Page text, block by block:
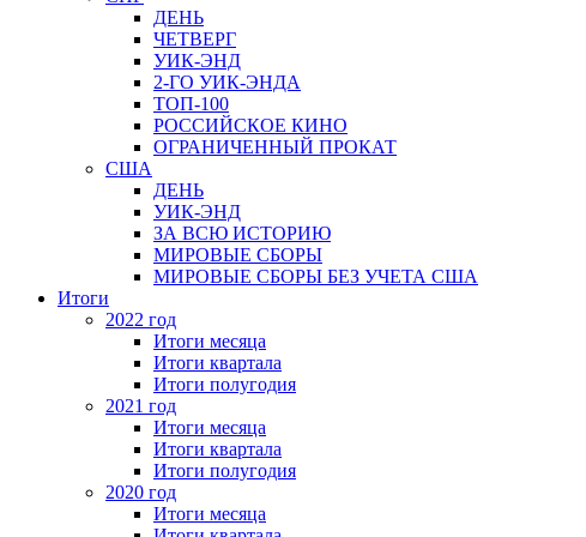
ДЕНЬ
ЧЕТВЕРГ
УИК-ЭНД
2-ГО УИК-ЭНДА
ТОП-100
РОССИЙСКОЕ КИНО
ОГРАНИЧЕННЫЙ ПРОКАТ
США
ДЕНЬ
УИК-ЭНД
ЗА ВСЮ ИСТОРИЮ
МИРОВЫЕ СБОРЫ
МИРОВЫЕ СБОРЫ БЕЗ УЧЕТА США
Итоги
2022 год
Итоги месяца
Итоги квартала
Итоги полугодия
2021 год
Итоги месяца
Итоги квартала
Итоги полугодия
2020 год
Итоги месяца